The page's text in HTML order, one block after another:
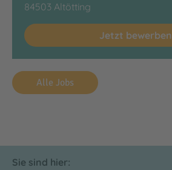
84503 Altötting
Jetzt bewerben
Alle Jobs
Sie sind hier: